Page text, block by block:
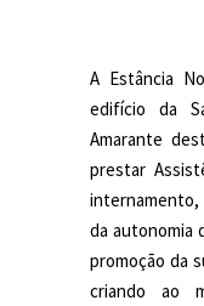
A Estância
edifício da
Amarante
prestar
da autonomia
promoção da
criando ao